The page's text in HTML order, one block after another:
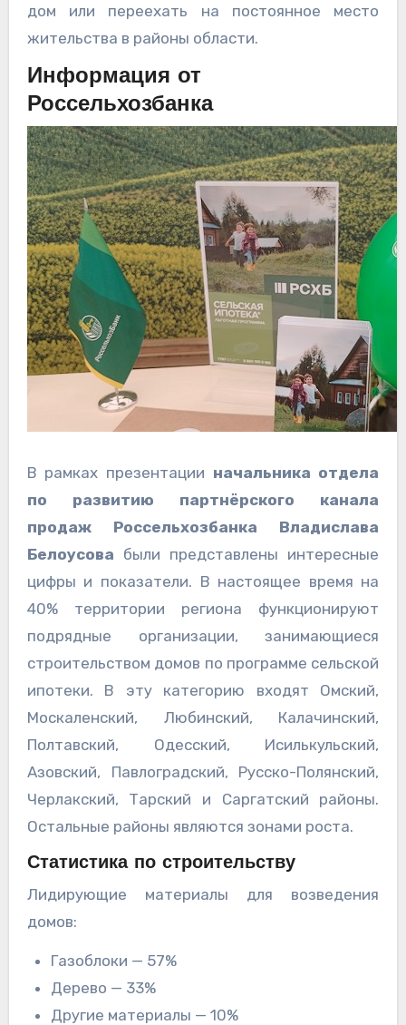
дом или переехать на постоянное место
жительства в районы области.
Информация от
Россельхозбанка
В рамках презентации начальника отдела
по развитию партнёрского канала
продаж Россельхозбанка Владислава
Белоусова были представлены интересные
цифры и показатели. В настоящее время на
40% территории региона функционируют
подрядные организации, занимающиеся
строительством домов по программе сельской
ипотеки. В эту категорию входят Омский,
Москаленский, Любинский, Калачинский,
Полтавский, Одесский, Исилькульский,
Азовский, Павлоградский, Русско-Полянский,
Черлакский, Тарский и Саргатский районы.
Остальные районы являются зонами роста.
Статистика по строительству
Лидирующие материалы для возведения
домов:
Газоблоки — 57%
Дерево — 33%
Другие материалы — 10%